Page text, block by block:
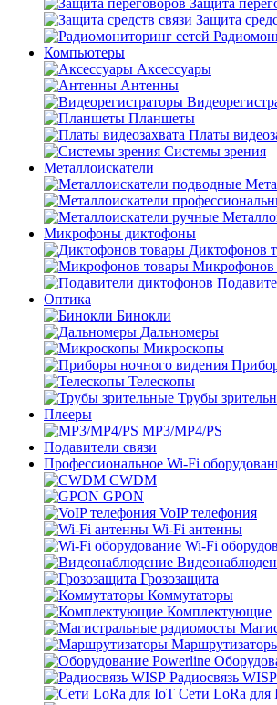
Защита
Защита
Компьютеры
Аксессуары
Антенны
Планшеты
Платы
Системы зрения
Металлоискатели
Микрофоны диктофоны
Диктофонов
Микрофонов
Оптика
Бинокли
Дальномеры
Микроскопы
Телескопы
Трубы
Плееры
MP3/MP4/PS
Подавители связи
Профессиональное Wi-Fi
CWDM
GPON
VoIP телефония
Wi-Fi антенны
Wi-Fi
Грозозащита
Коммутаторы
Комплектующие
Радиосвязь WISP
Сети LoRa для